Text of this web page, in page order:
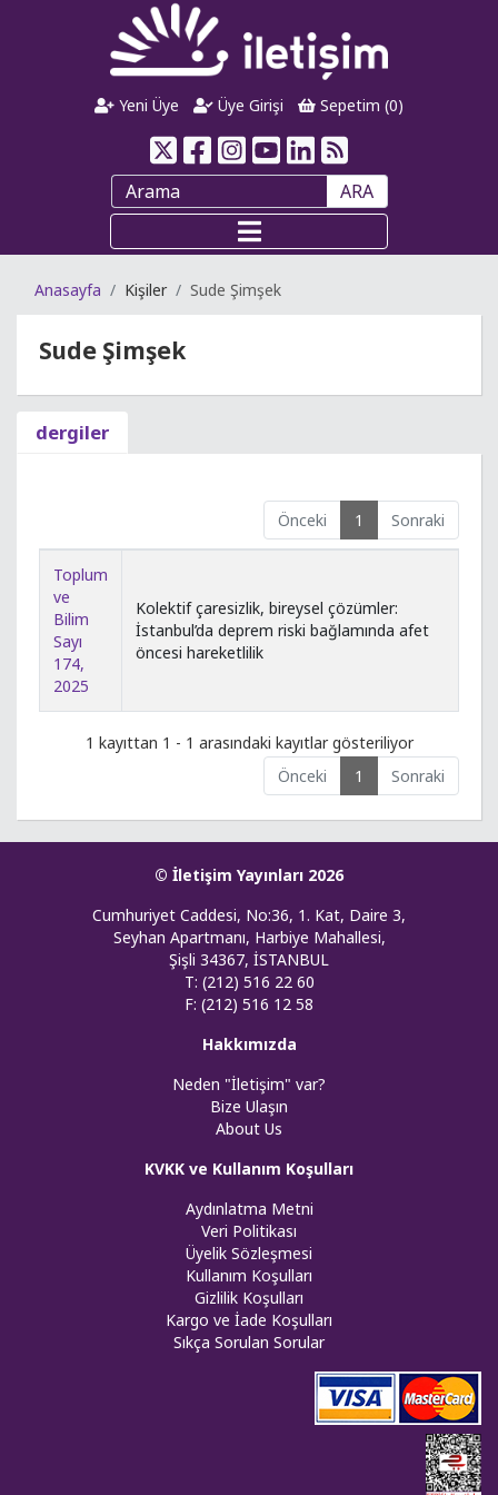
Yeni Üye Üye Girişi Sepetim (0)
ARA
Anasayfa Kişiler Sude Şimşek
Sude Şimşek
dergiler
Önceki 1 Sonraki
Toplum
ve
Bilim
Sayı
174,
2025
Kolektif çaresizlik, bireysel çözümler:
İstanbul’da deprem riski bağlamında afet
öncesi hareketlilik
1 kayıttan 1 - 1 arasındaki kayıtlar gösteriliyor
Önceki
1 Sonraki
© İletişim Yayınları 2026
Cumhuriyet Caddesi, No:36, 1. Kat, Daire 3,
Seyhan Apartmanı, Harbiye Mahallesi,
Şişli 34367, İSTANBUL
T: (212) 516 22 60
F: (212) 516 12 58
Hakkımızda
Neden "İletişim" var?
Bize Ulaşın
About Us
KVKK ve Kullanım Koşulları
Aydınlatma Metni
Veri Politikası
Üyelik Sözleşmesi
Kullanım Koşulları
Gizlilik Koşulları
Kargo ve İade Koşulları
Sıkça Sorulan Sorular